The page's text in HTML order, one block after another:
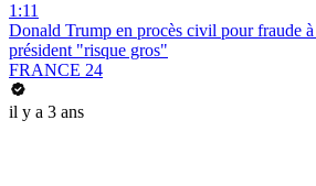
1:11
Donald Trump en procès civil pour fraude
président "risque gros"
FRANCE 24
il y a 3 ans